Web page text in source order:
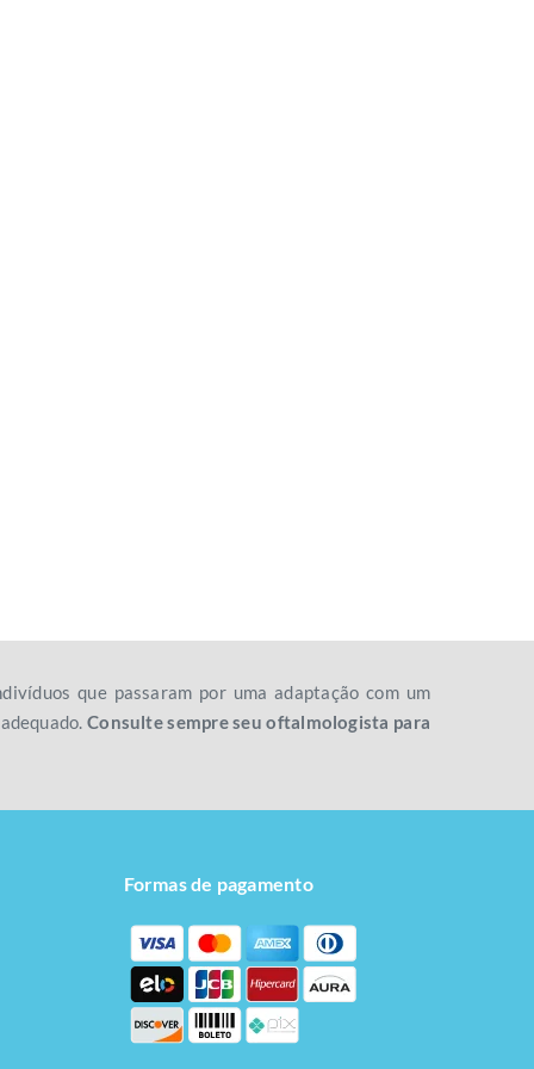
que passaram por uma adaptação com um
Consulte sempre seu oftalmologista para
Formas de pagamento